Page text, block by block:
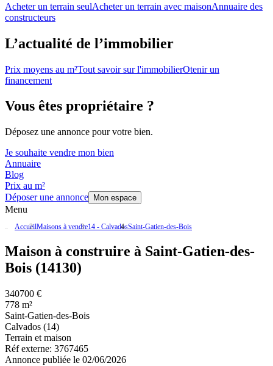
Acheter un terrain seulAcheter un terrain avec maisonAnnuaire des
constructeurs
L’actualité de l’immobilier
Prix moyens au m²Tout savoir sur l'immobilierOtenir un
financement
Vous êtes propriétaire ?
Déposez une annonce pour votre bien.
Je souhaite vendre mon bien
Annuaire
Blog
Prix au m²
Déposer une annonce
Mon espace
Menu
AccueilMaisons à vendre14 - CalvadosSaint-Gatien-des-Bois
Maison à construire à Saint-Gatien-des-
Bois (14130)
340700 €
778 m²
Saint-Gatien-des-Bois
Calvados (14)
Terrain et maison
Réf externe: 3767465
Annonce publiée le 02/06/2026